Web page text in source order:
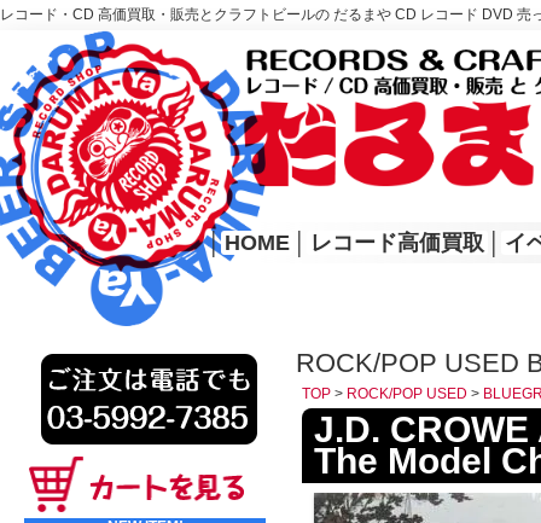
レコード・CD 高価買取・販売とクラフトビールの だるまや CD レコード DVD
レコード高価買取はこちら
HOME
│ HOME レコード高価買取 イ
ROCK/POP USED
TOP > ROCK/POP USED >
J.D.
The Model